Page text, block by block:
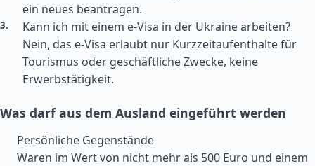
ein neues beantragen.
Kann ich mit einem e-Visa in der Ukraine arbeiten?
Nein, das e-Visa erlaubt nur Kurzzeitaufenthalte für
Tourismus oder geschäftliche Zwecke, keine
Erwerbstätigkeit.
Was darf aus dem Ausland eingeführt werden
Persönliche Gegenstände
Waren im Wert von nicht mehr als 500 Euro und einem